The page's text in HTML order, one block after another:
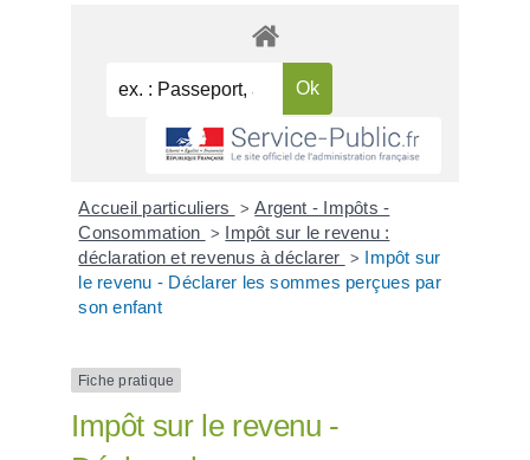
Accueil particuliers > Argent - Impôts -
Consommation > Impôt sur le revenu :
déclaration et revenus à déclarer > Impôt sur
le revenu - Déclarer les sommes perçues par
son enfant
Fiche pratique
Impôt sur le revenu -